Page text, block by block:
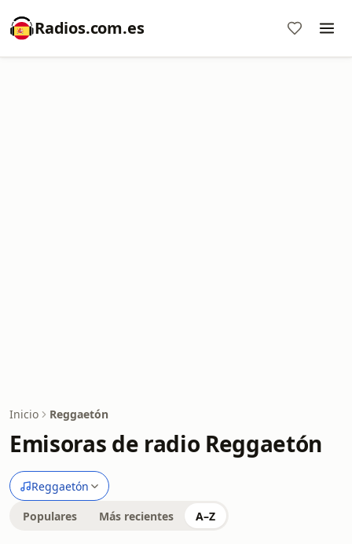
Radios.com.es
Inicio Reggaetón
Emisoras de radio Reggaetón
Reggaetón
Populares Más recientes A–Z